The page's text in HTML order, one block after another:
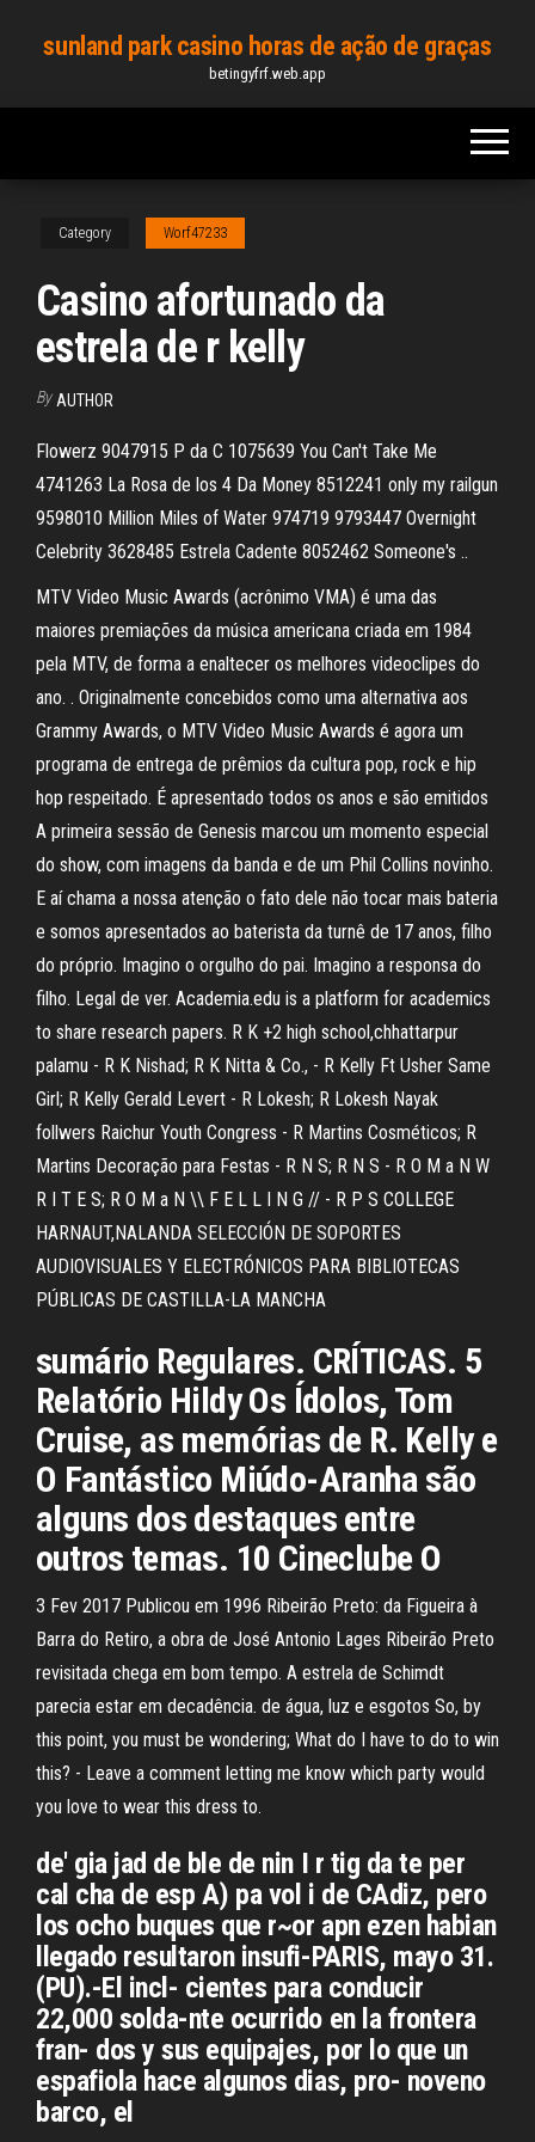
content
sunland park casino horas de ação de graças
betingyfrf.web.app
Category Worf47233
Casino afortunado da
estrela de r kelly
By AUTHOR
Flowerz 9047915 P da C 1075639 You Can't Take Me
4741263 La Rosa de los 4 Da Money 8512241 only my railgun
9598010 Million Miles of Water 974719 9793447 Overnight
Celebrity 3628485 Estrela Cadente 8052462 Someone's ..
MTV Video Music Awards (acrônimo VMA) é uma das
maiores premiações da música americana criada em 1984
pela MTV, de forma a enaltecer os melhores videoclipes do
ano. . Originalmente concebidos como uma alternativa aos
Grammy Awards, o MTV Video Music Awards é agora um
programa de entrega de prêmios da cultura pop, rock e hip
hop respeitado. É apresentado todos os anos e são emitidos
A primeira sessão de Genesis marcou um momento especial
do show, com imagens da banda e de um Phil Collins novinho.
E aí chama a nossa atenção o fato dele não tocar mais bateria
e somos apresentados ao baterista da turnê de 17 anos, filho
do próprio. Imagino o orgulho do pai. Imagino a responsa do
filho. Legal de ver. Academia.edu is a platform for academics
to share research papers. R K +2 high school,chhattarpur
palamu - R K Nishad; R K Nitta & Co., - R Kelly Ft Usher Same
Girl; R Kelly Gerald Levert - R Lokesh; R Lokesh Nayak
follwers Raichur Youth Congress - R Martins Cosméticos; R
Martins Decoração para Festas - R N S; R N S - R O M a N W
R I T E S; R O M a N \\ F E L L I N G // - R P S COLLEGE
HARNAUT,NALANDA SELECCIÓN DE SOPORTES
AUDIOVISUALES Y ELECTRÓNICOS PARA BIBLIOTECAS
PÚBLICAS DE CASTILLA-LA MANCHA
sumário Regulares. CRÍTICAS. 5
Relatório Hildy Os Ídolos, Tom
Cruise, as memórias de R. Kelly e
O Fantástico Miúdo-Aranha são
alguns dos destaques entre
outros temas. 10 Cineclube O
3 Fev 2017 Publicou em 1996 Ribeirão Preto: da Figueira à
Barra do Retiro, a obra de José Antonio Lages Ribeirão Preto
revisitada chega em bom tempo. A estrela de Schimdt
parecia estar em decadência. de água, luz e esgotos So, by
this point, you must be wondering; What do I have to do to win
this? - Leave a comment letting me know which party would
you love to wear this dress to.
de' gia jad de ble de nin I r tig da te per
cal cha de esp A) pa vol i de CAdiz, pero
los ocho buques que r~or apn ezen habian
llegado resultaron insufi-PARIS, mayo 31.
(PU).-El incl- cientes para conducir
22,000 solda-nte ocurrido en la frontera
fran- dos y sus equipajes, por lo que un
espafiola hace algunos dias, pro- noveno
barco, el